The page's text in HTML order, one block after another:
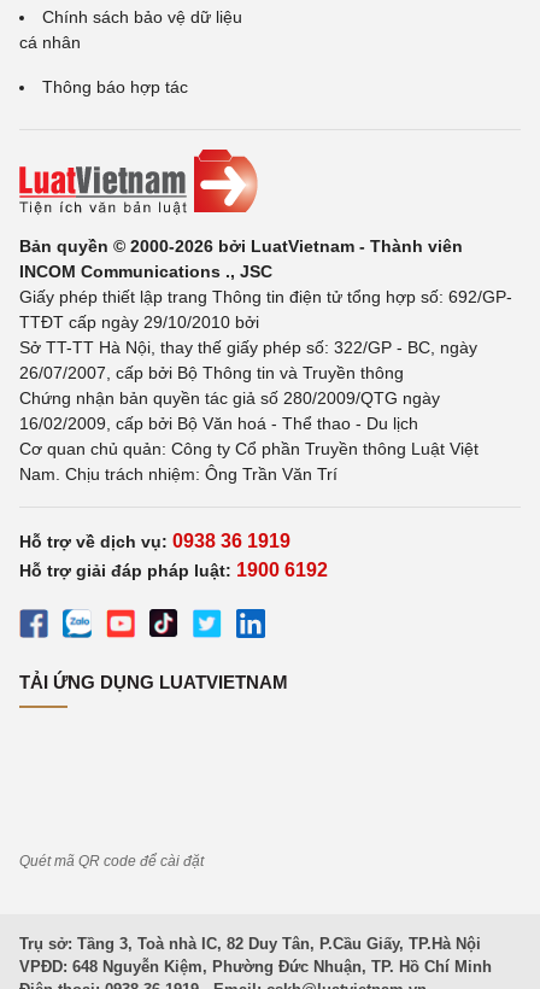
Chính sách bảo vệ dữ liệu
cá nhân
Thông báo hợp tác
Bản quyền © 2000-2026 bởi LuatVietnam - Thành viên
INCOM Communications ., JSC
Giấy phép thiết lập trang Thông tin điện tử tổng hợp số: 692/GP-
TTĐT cấp ngày 29/10/2010 bởi
Sở TT-TT Hà Nội, thay thế giấy phép số: 322/GP - BC, ngày
26/07/2007, cấp bởi Bộ Thông tin và Truyền thông
Chứng nhận bản quyền tác giả số 280/2009/QTG ngày
16/02/2009, cấp bởi Bộ Văn hoá - Thể thao - Du lịch
Cơ quan chủ quản: Công ty Cổ phần Truyền thông Luật Việt
Nam. Chịu trách nhiệm: Ông Trần Văn Trí
Hỗ trợ về dịch vụ: 0938 36 1919
Hỗ trợ giải đáp pháp luật: 1900 6192
TẢI ỨNG DỤNG LUATVIETNAM
Quét mã QR code để cài đặt
Trụ sở: Tầng 3, Toà nhà IC, 82 Duy Tân, P.Cầu Giấy, TP.Hà Nội
VPĐD: 648 Nguyễn Kiệm, Phường Đức Nhuận, TP. Hồ Chí Minh